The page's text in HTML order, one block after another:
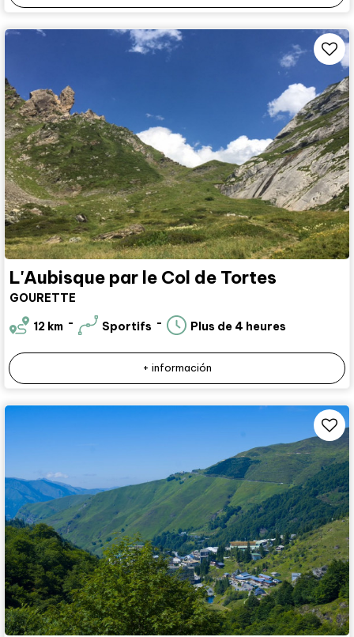
L'Aubisque par le Col de Tortes
GOURETTE
12 km Sportifs Plus de 4 heures
+ información